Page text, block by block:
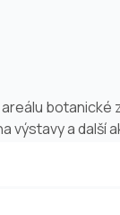
botanické
výstavy a